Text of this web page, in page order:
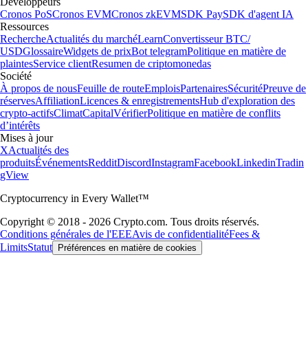
Cronos PoSCronos EVMCronos zkEVMSDK PaySDK d'agent IA
Ressources
RechercheActualités du marchéLearnConvertisseur BTC/
USDGlossaireWidgets de prixBot telegramPolitique en matière de
plaintesService clientResumen de criptomonedas
Société
À propos de nousFeuille de routeEmploisPartenairesSécuritéPreuve de
réservesAffiliationLicences & enregistrementsHub d'exploration des
crypto-actifsClimatCapitalVérifierPolitique en matière de conflits
d’intérêts
Mises à jour
XActualités des
produitsÉvénementsRedditDiscordInstagramFacebookLinkedinTradin
gView
Cryptocurrency in Every Wallet™
Copyright © 2018 - 2026 Crypto.com. Tous droits réservés.
Conditions générales de l'EEEAvis de confidentialitéFees &
LimitsStatut Préférences en matière de cookies